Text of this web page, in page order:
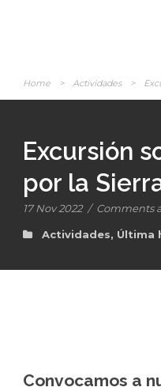
Home > Actividades >
Excursión
por la
17 Nov 2022 / Comments
Actividades, Última
Convocamos a